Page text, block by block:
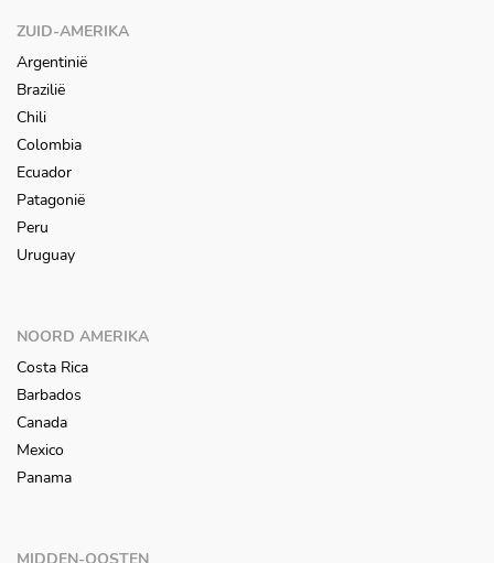
ZUID-AMERIKA
Argentinië
Brazilië
Chili
Colombia
Ecuador
Patagonië
Peru
Uruguay
NOORD AMERIKA
Costa Rica
Barbados
Canada
Mexico
Panama